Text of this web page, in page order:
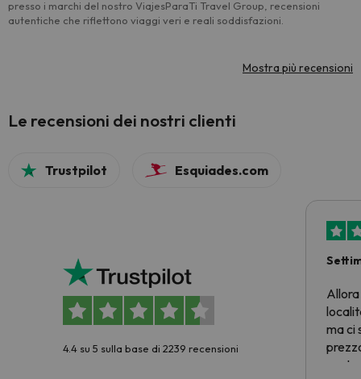
presso i marchi del nostro ViajesParaTi Travel Group, recensioni
autentiche che riflettono viaggi veri e reali soddisfazioni.
Mostra più recensioni
Le recensioni dei nostri clienti
Trustpilot Esquiades.com
4.4 su 5 sulla base di 2239 recensioni
Allora
ma ci